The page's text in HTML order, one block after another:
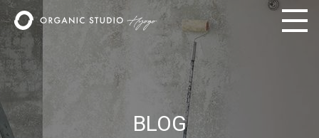
BLOG